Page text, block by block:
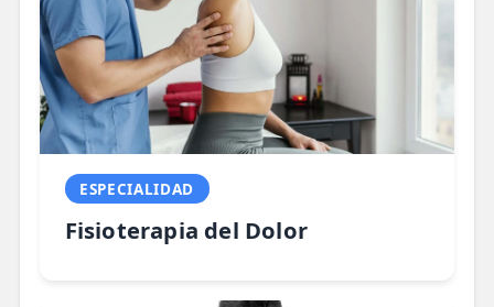
ESPECIALIDAD
Fisioterapia del Dolor